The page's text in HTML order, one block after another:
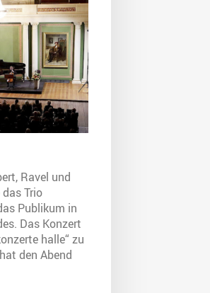
Ravel und
Trio
Publikum in
Das Konzert
halle“ zu
den Abend